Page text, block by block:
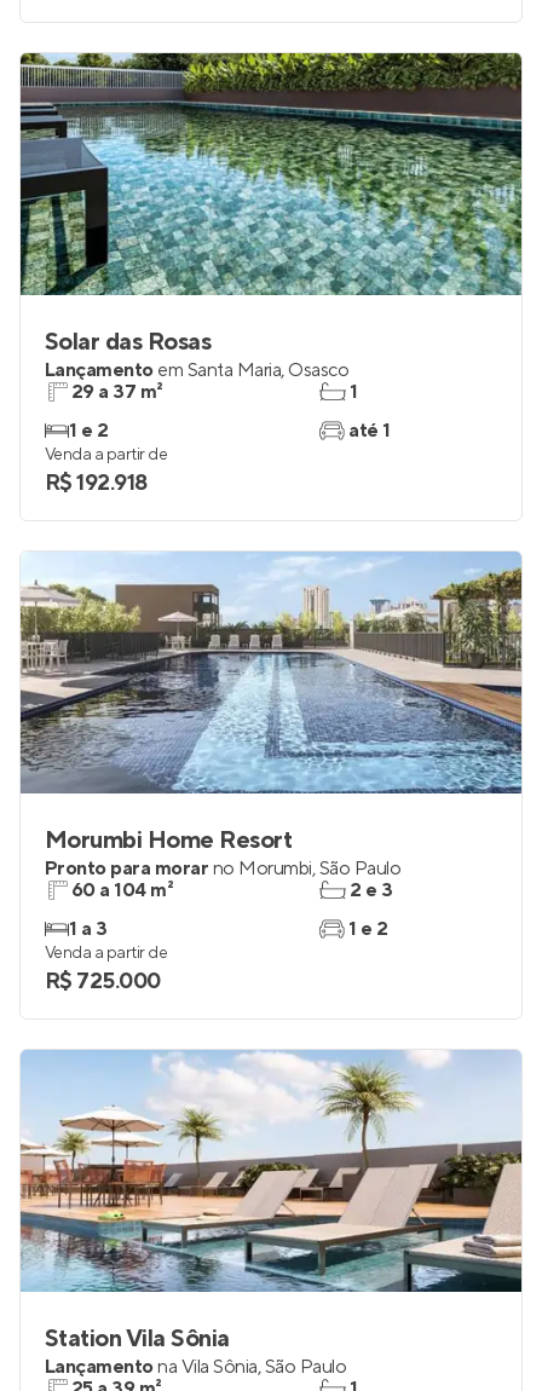
Solar das Rosas
Lançamento em Santa Maria, Osasco
29 a 37 m²
1 e 2
1
até 1
Venda a partir de
R$ 192.918
Morumbi Home Resort
Pronto para morar no Morumbi,São Paulo
60 a 104 m²
1 a 3
2 e 3
1 e 2
Venda a partir de
R$ 725.000
Station Vila Sônia
Lançamentona Vila Sônia,São Paulo